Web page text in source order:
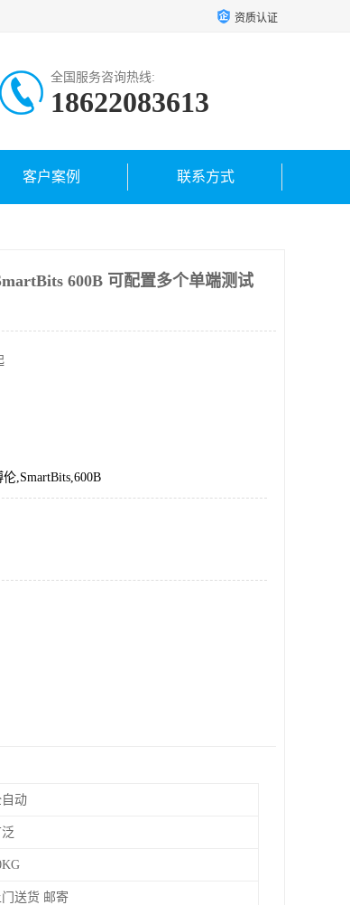
资质认证
全国服务咨询热线:
18622083613
客户案例 联系方式
600B 可配置多个单端测试
,SmartBits,600B
动
门送货 邮寄